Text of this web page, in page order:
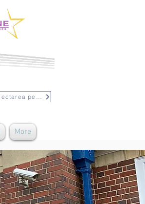
Conectarea personalului
More